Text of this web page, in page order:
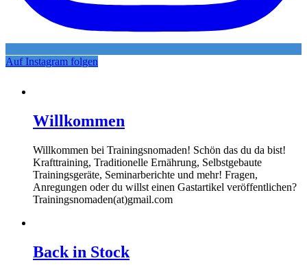
Auf Instagram folgen
Willkommen
Willkommen bei Trainingsnomaden! Schön das du da bist!
Krafttraining, Traditionelle Ernährung, Selbstgebaute
Trainingsgeräte, Seminarberichte und mehr! Fragen,
Anregungen oder du willst einen Gastartikel veröffentlichen?
Trainingsnomaden(at)gmail.com
Back in Stock